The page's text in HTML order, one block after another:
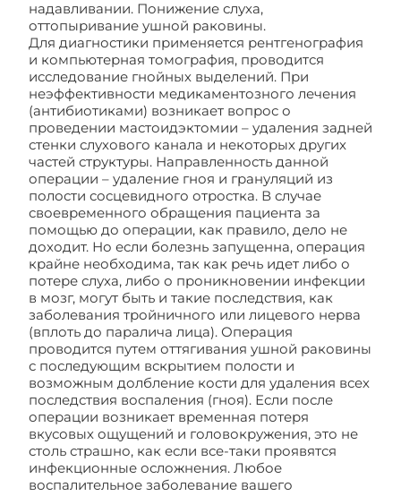
надавливании. Понижение слуха,
оттопыривание ушной раковины.
Для диагностики применяется рентгенография
и компьютерная томография, проводится
исследование гнойных выделений. При
неэффективности медикаментозного лечения
(антибиотиками) возникает вопрос о
проведении мастоидэктомии – удаления задней
стенки слухового канала и некоторых других
частей структуры. Направленность данной
операции – удаление гноя и грануляций из
полости сосцевидного отростка. В случае
своевременного обращения пациента за
помощью до операции, как правило, дело не
доходит. Но если болезнь запущенна, операция
крайне необходима, так как речь идет либо о
потере слуха, либо о проникновении инфекции
в мозг, могут быть и такие последствия, как
заболевания тройничного или лицевого нерва
(вплоть до паралича лица). Операция
проводится путем оттягивания ушной раковины
с последующим вскрытием полости и
возможным долбление кости для удаления всех
последствия воспаления (гноя). Если после
операции возникает временная потеря
вкусовых ощущений и головокружения, это не
столь страшно, как если все-таки проявятся
инфекционные осложнения. Любое
воспалительное заболевание вашего